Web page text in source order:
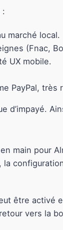
:
marché local.
(Fnac,
UX mobile.
PayPal, très
d’impayé.
main pour
être
vers la